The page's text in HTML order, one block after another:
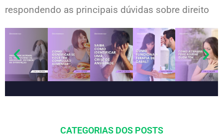
respondendo as principais dúvidas sobre direito
CATEGORIAS DOS POSTS